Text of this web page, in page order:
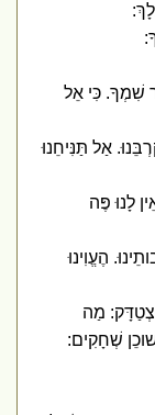
כִּי אֵל
אַל תַּנִּיחֵנוּ
לָנוּ פֶּה
הֶעֱוִינוּ
מַה
שְׁחָקִים: